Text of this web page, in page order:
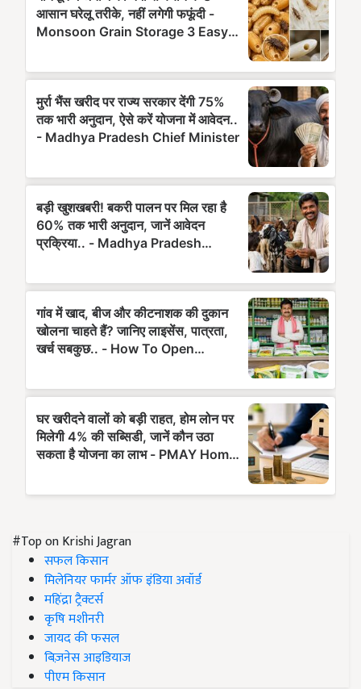
#Top on Krishi Jagran
सफल किसान
मिलेनियर फार्मर ऑफ इंडिया अवॉर्ड
महिंद्रा ट्रैक्टर्स
कृषि मशीनरी
जायद की फसल
बिज़नेस आइडियाज
पीएम किसान